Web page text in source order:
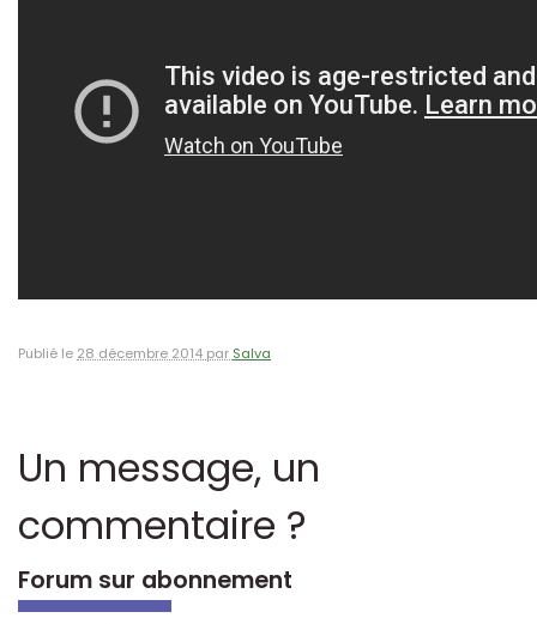
Publié le 28 décembre 2014 par Salva
Un message, un
commentaire ?
Forum sur abonnement